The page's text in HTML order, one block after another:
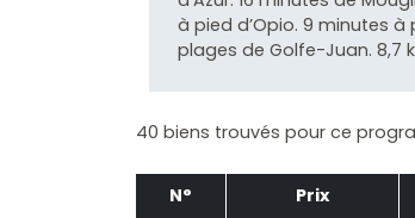
à pied d’Opio. 9 minutes
plages de Golfe-Juan. 8,7
40 biens trouvés pour ce
N° Prix